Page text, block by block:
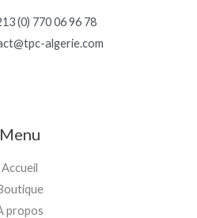
(0) 770 06 96 78
algerie.com
Menu
Accueil
propos